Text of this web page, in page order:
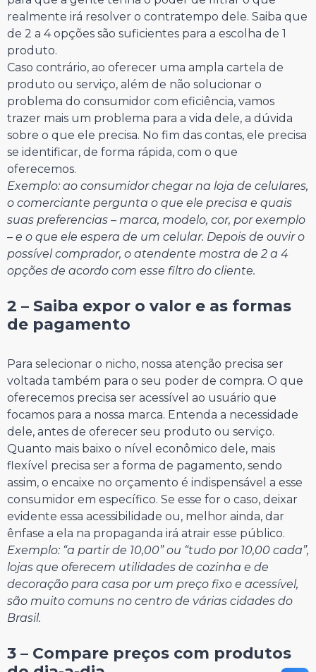
realmente irá resolver o contratempo dele. Saiba que
de 2 a 4 opções são suficientes para a escolha de 1
produto.
Caso contrário, ao oferecer uma ampla cartela de
produto ou serviço, além de não solucionar o
problema do consumidor com eficiência, vamos
trazer mais um problema para a vida dele, a dúvida
sobre o que ele precisa. No fim das contas, ele precisa
se identificar, de forma rápida, com o que
oferecemos.
Exemplo: ao consumidor chegar na loja de celulares,
o comerciante pergunta o que ele precisa e quais
suas preferencias – marca, modelo, cor, por exemplo
– e o que ele espera de um celular. Depois de ouvir o
possível comprador, o atendente mostra de 2 a 4
opções de acordo com esse filtro do cliente.
2 – Saiba expor o valor e as formas
de pagamento
Para selecionar o nicho, nossa atenção precisa ser
voltada também para o seu poder de compra. O que
oferecemos precisa ser acessível ao usuário que
focamos para a nossa marca. Entenda a necessidade
dele, antes de oferecer seu produto ou serviço.
Quanto mais baixo o nível econômico dele, mais
flexível precisa ser a forma de pagamento, sendo
assim, o encaixe no orçamento é indispensável a esse
consumidor em específico. Se esse for o caso, deixar
evidente essa acessibilidade ou, melhor ainda, dar
ênfase a ela na propaganda irá atrair esse público.
Exemplo: “a partir de 10,00” ou “tudo por 10,00 cada”,
lojas que oferecem utilidades de cozinha e de
decoração para casa por um preço fixo e acessível,
são muito comuns no centro de várias cidades do
Brasil.
3 – Compare preços com produtos